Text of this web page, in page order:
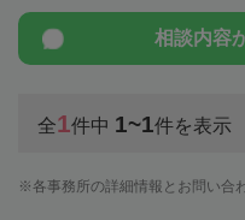
相談内容
全1件中 1~1件を表示
各事務所の詳細情報とお問い合